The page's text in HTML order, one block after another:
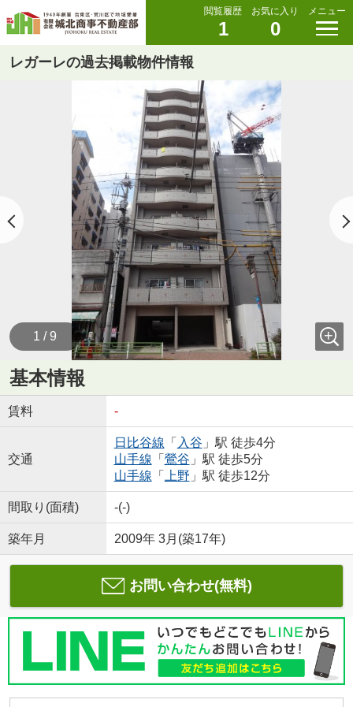
閲覧履歴
1
お気に入り
0
メニュー
レガーレの過去掲載物件情報
1 / 9
基本情報
賃料 -
交通
日比谷線 「 入谷 」駅 徒歩4分
山手線 「 鶯谷 」駅 徒歩5分
山手線 「 上野 」駅 徒歩12分
間取り(面積) -(-)
築年月 2009年 3月(築17年)
お問い合わせ(無料)